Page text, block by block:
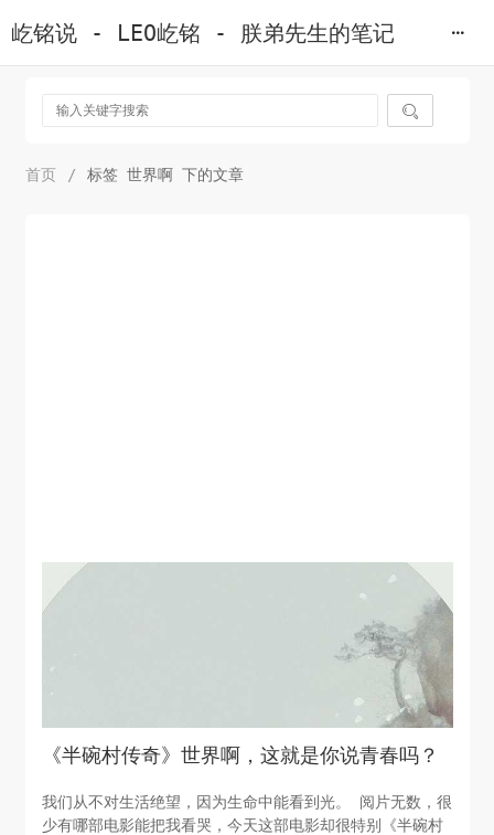
屹铭说 - LEO屹铭 - 朕弟先生的笔记

首页 / 标签 世界啊 下的文章
《半碗村传奇》世界啊，这就是你说青春吗？
我们从不对生活绝望，因为生命中能看到光。 阅片无数，很
少有哪部电影能把我看哭，今天这部电影却很特别《半碗村